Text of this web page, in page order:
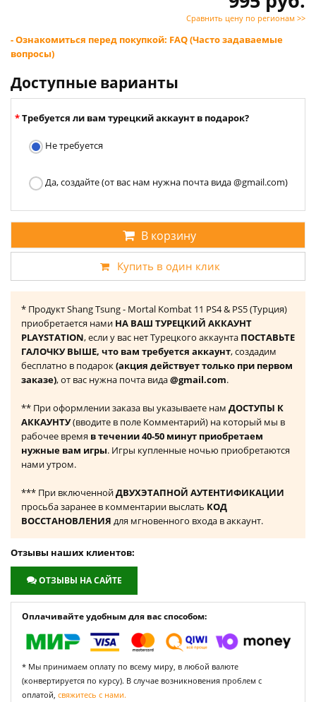
Сравнить цену по регионам >>
- Ознакомиться перед покупкой: FAQ (Часто задаваемые
вопросы)
Доступные варианты
Требуется ли вам турецкий аккаунт в подарок?
Не требуется
Да, создайте (от вас нам нужна почта вида @gmail.com)
В корзину
Купить в один клик
* Продукт Shang Tsung - Mortal Kombat 11 PS4 & PS5 (Турция)
приобретается нами НА ВАШ ТУРЕЦКИЙ АККАУНТ
PLAYSTATION, если у вас нет Турецкого аккаунта ПОСТАВЬТЕ
ГАЛОЧКУ ВЫШЕ, что вам требуется аккаунт, создадим
бесплатно в подарок(акция действует только при первом
заказе), от вас нужна почта вида@gmail.com.
** При оформлении заказа вы указываете нам ДОСТУПЫ К
АККАУНТУ(вводите в поле Комментарий) на который мы в
рабочее время в течении 40-50 минут приобретаем
нужные вам игры. Игры купленные ночью приобретаются
нами утром.
*** При включеннойДВУХЭТАПНОЙ АУТЕНТИФИКАЦИИ
просьба заранее в комментарии выслать КОД
ВОССТАНОВЛЕНИЯ для мгновенного входа в аккаунт.
Отзывы наших клиентов:
ОТЗЫВЫ НА САЙТЕ
Оплачивайте удобным для вас способом:
* Мы принимаем оплату по всему миру, в любой валюте
(конвертируется по курсу). В случае возникновения проблем с
оплатой, свяжитесь с нами.